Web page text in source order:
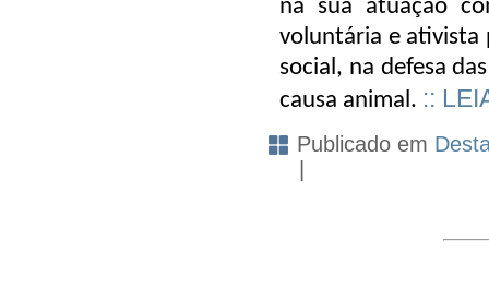
na sua atuação
voluntária e ativista
social, na defesa
causa animal. ::
Publicado em